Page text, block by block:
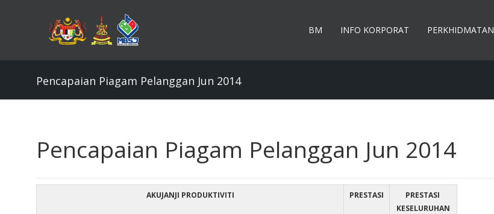
BM INFO KORPORAT PERKHIDMATAN
Pencapaian Piagam Pelanggan Jun 2014
Pencapaian Piagam Pelanggan Jun 2014
AKUJANJI PRODUKTIVITI PRESTASI
PRESTASI
KESELURUHAN